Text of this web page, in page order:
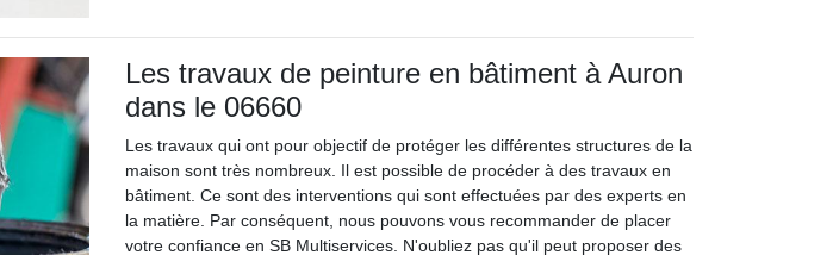
Les travaux de peinture en bâtiment à Auron
dans le 06660
Les travaux qui ont pour objectif de protéger les différentes structures de la
maison sont très nombreux. Il est possible de procéder à des travaux en
bâtiment. Ce sont des interventions qui sont effectuées par des experts en
la matière. Par conséquent, nous pouvons vous recommander de placer
votre confiance en SB Multiservices. N'oubliez pas qu'il peut proposer des